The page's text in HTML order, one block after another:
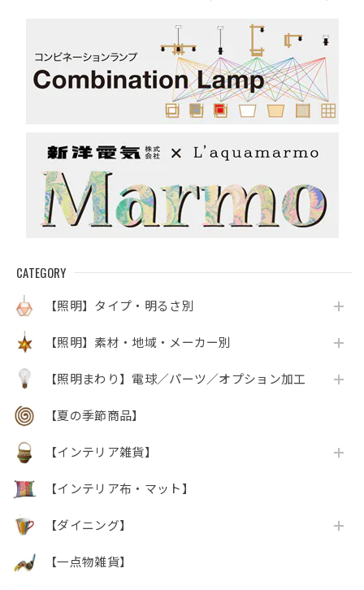
CATEGORY
【照明】タイプ・明るさ別
【照明】素材・地域・メーカー別
【照明まわり】電球／パーツ／オプション加工
【夏の季節商品】
【インテリア雑貨】
【インテリア布・マット】
【ダイニング】
【一点物雑貨】